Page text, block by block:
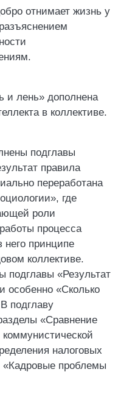
отнимает жизнь у
и лень» дополнена
в коллективе.
подглавы
правила
переработана
где
роли
процесса
принципе
коллективе.
подглавы «Результат
особенно «Сколько
подглаву
«Сравнение
коммунистической
налоговых
«Кадровые проблемы